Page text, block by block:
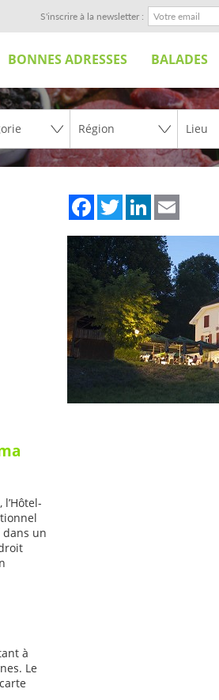
S'inscrire à la newsletter :
BONNES ADRESSES BALADES
FacebookTwitterLinkedIn
un
à
Le